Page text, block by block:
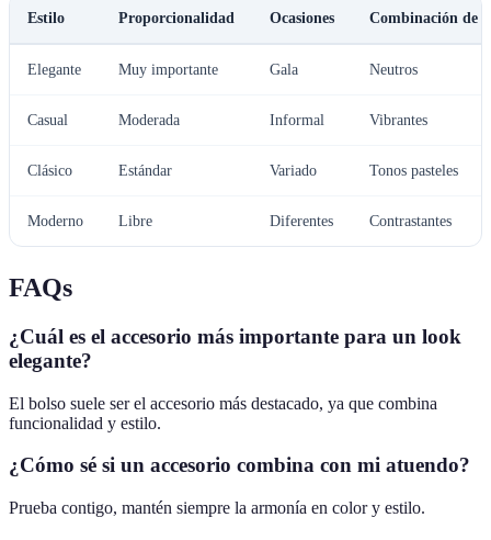
Estilo Proporcionalidad Ocasiones Combinación de
Elegante Muy importante Gala Neutros
Casual Moderada Informal Vibrantes
Clásico Estándar Variado Tonos pasteles
Moderno Libre Diferentes Contrastantes
FAQs
¿Cuál es el accesorio más importante para un look
elegante?
El bolso suele ser el accesorio más destacado, ya que combina
funcionalidad y estilo.
¿Cómo sé si un accesorio combina con mi atuendo?
Prueba contigo, mantén siempre la armonía en color y estilo.